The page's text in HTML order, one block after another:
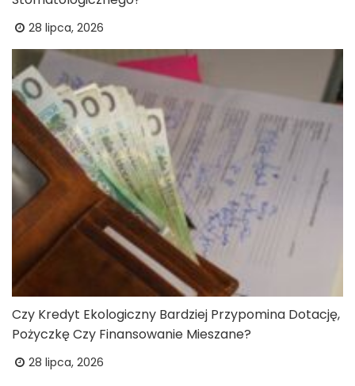
28 lipca, 2026
Czy Kredyt Ekologiczny Bardziej Przypomina Dotację,
Pożyczkę Czy Finansowanie Mieszane?
28 lipca, 2026